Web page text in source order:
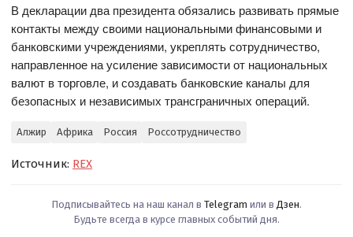
В декларации два президента обязались развивать прямые
контакты между своими национальными финансовыми и
банковскими учреждениями, укреплять сотрудничество,
направленное на усиление зависимости от национальных
валют в торговле, и создавать банковские каналы для
безопасных и независимых трансграничных операций.
Алжир Африка Россия Россотрудничество
Источник: REX
Подписывайтесь на наш канал в Telegram или в Дзен.
Будьте всегда в курсе главных событий дня.